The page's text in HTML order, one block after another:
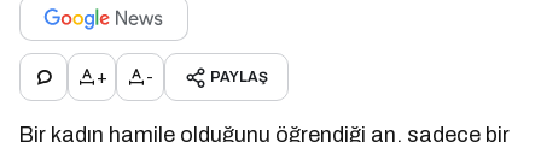
+ - PAYLAŞ
Bir kadın hamile olduğunu öğrendiği an, sadece bir